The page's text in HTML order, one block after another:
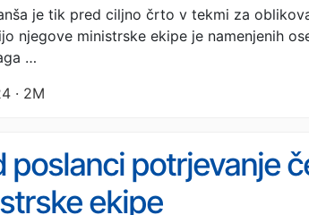
je tik pred ciljno črto v tekmi za
njegove ministrske ekipe je namenjenih
…
· 2M
poslanci potrjevanje
ekipe